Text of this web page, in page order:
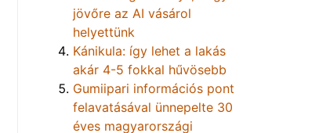
jövőre az AI vásárol
helyettünk
Kánikula: így lehet a lakás
akár 4-5 fokkal hűvösebb
Gumiipari információs pont
felavatásával ünnepelte 30
éves magyarországi